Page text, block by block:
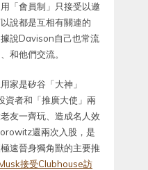
「會員制」只接受以邀
說都是互相有關連的
說Davison自己也常流
和他們交流。
家是矽谷「大神」
者和「推廣大使」兩
友一齊玩、造成名人效
還兩次入股，是
速晉身獨角獸的主要推
接受Clubhouse訪